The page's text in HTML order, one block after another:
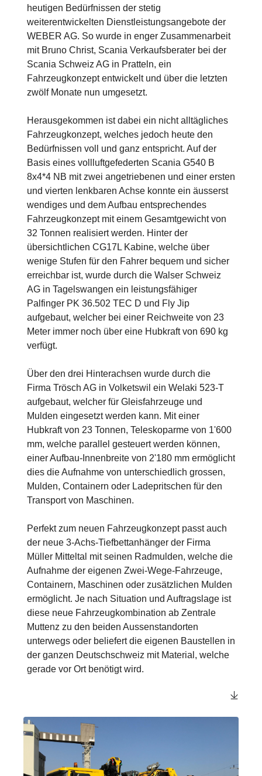
heutigen Bedürfnissen der stetig
weiterentwickelten Dienstleistungsangebote der
WEBER AG. So wurde in enger Zusammenarbeit
mit Bruno Christ, Scania Verkaufsberater bei der
Scania Schweiz AG in Pratteln, ein
Fahrzeugkonzept entwickelt und über die letzten
zwölf Monate nun umgesetzt.
Herausgekommen ist dabei ein nicht alltägliches
Fahrzeugkonzept, welches jedoch heute den
Bedürfnissen voll und ganz entspricht. Auf der
Basis eines vollluftgefederten Scania G540 B
8x4*4 NB mit zwei angetriebenen und einer ersten
und vierten lenkbaren Achse konnte ein äusserst
wendiges und dem Aufbau entsprechendes
Fahrzeugkonzept mit einem Gesamtgewicht von
32 Tonnen realisiert werden. Hinter der
übersichtlichen CG17L Kabine, welche über
wenige Stufen für den Fahrer bequem und sicher
erreichbar ist, wurde durch die Walser Schweiz
AG in Tagelswangen ein leistungsfähiger
Palfinger PK 36.502 TEC D und Fly Jip
aufgebaut, welcher bei einer Reichweite von 23
Meter immer noch über eine Hubkraft von 690 kg
verfügt.
Über den drei Hinterachsen wurde durch die
Firma Trösch AG in Volketswil ein Welaki 523-T
aufgebaut, welcher für Gleisfahrzeuge und
Mulden eingesetzt werden kann. Mit einer
Hubkraft von 23 Tonnen, Teleskoparme von 1'600
mm, welche parallel gesteuert werden können,
einer Aufbau-Innenbreite von 2'180 mm ermöglicht
dies die Aufnahme von unterschiedlich grossen,
Mulden, Containern oder Ladepritschen für den
Transport von Maschinen.
Perfekt zum neuen Fahrzeugkonzept passt auch
der neue 3-Achs-Tiefbettanhänger der Firma
Müller Mitteltal mit seinen Radmulden, welche die
Aufnahme der eigenen Zwei-Wege-Fahrzeuge,
Containern, Maschinen oder zusätzlichen Mulden
ermöglicht. Je nach Situation und Auftragslage ist
diese neue Fahrzeugkombination ab Zentrale
Muttenz zu den beiden Aussenstandorten
unterwegs oder beliefert die eigenen Baustellen in
der ganzen Deutschschweiz mit Material, welche
gerade vor Ort benötigt wird.